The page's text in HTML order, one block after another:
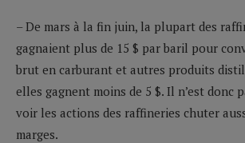
– De mars à la fin juin, la plupart des
gagnaient plus de 15 $ par baril pour
brut en carburant et autres produits
elles gagnent moins de 5 $. Il n’est donc
voir les actions des raffineries chuter
marges.